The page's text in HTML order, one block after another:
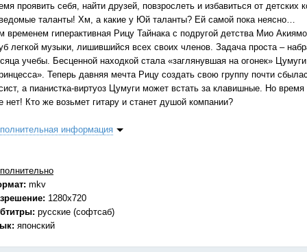
проявить себя, найти друзей, повзрослеть и избавиться от
таланты! Хм, а какие у Юй таланты? Ей самой пока неясно…
временем гиперактивная Рицу Тайнака с подругой детства Мио
легкой музыки, лишившийся всех своих членов. Задача проста –
учебы. Бесценной находкой стала «заглянувшая на огонек»
Теперь давняя мечта Рицу создать свою группу почти
а пианистка-виртуоз Цумуги может встать за клавишные. Но
нет! Кто же возьмет гитару и станет душой компании?
информация
mkv
1280x720
русские (софтсаб)
японский